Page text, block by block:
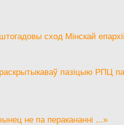
сход Мінскай
пазіцыю РПЦ
не па перакананні ...»